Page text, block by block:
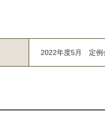
2022年度5月 定例